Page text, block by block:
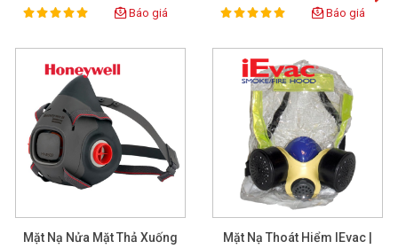
Bộ SCBA T8000 có thiết bị trợ thở bình
6.8L 300Bar
Vàng
Rating:
100% Báo giá Rating:
100% Báo giá
Mặt Nạ Nửa Mặt Thả Xuống
Mặt Nạ Thoát Hiểm IEvac |